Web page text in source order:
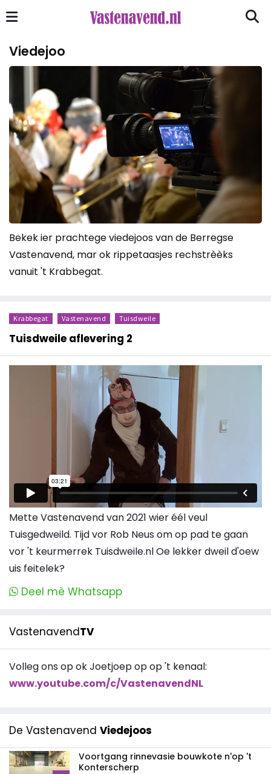
Viedejoo
Bekek ier prachtege viedejoos van de Berregse
Vastenavend, mar ok rippetaasjes rechstrèèks
vanuit 't Krabbegat.
Krabbegat Vastenavend Tuisdweile
Tuisdweile aflevering 2
Mette Vastenavend van 2021 wier éél veul
Tuisgedweild. Tijd vor Rob Neus om op pad te gaan
vor 't keurmerrek Tuisdweile.nl Oe lekker dweil d'oew
uis feitelek?
Deel mè Whatsapp
VastenavendTV
Volleg ons op ok Joetjoep op op 't kenaal:
www.youtube.com/c/VastenavendNL
De Vastenavend Viedejoos
Voortgang rinnevasie bouwkote n'op 't
Konterscherp